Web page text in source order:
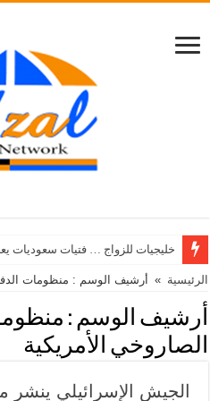
خليجيات للزواج … فتيات سعوديات
الرئيسية » أرشيف الوسم : منظومات
أرشيف الوسم :
الصاروخي الأمريكية
الجيش الإسرائيلي ينشر